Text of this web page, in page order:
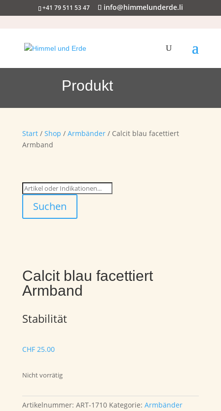
+41 79 511 53 47 info@himmelunderde.li
Produkt
Start/ Shop / Armbänder/ Calcit blau facettiert
Armband
Suchen
Calcit blau facettiert
Armband
Stabilität
CHF25.00
Nicht vorrätig
Artikelnummer: ART-1710 Kategorie: Armbänder